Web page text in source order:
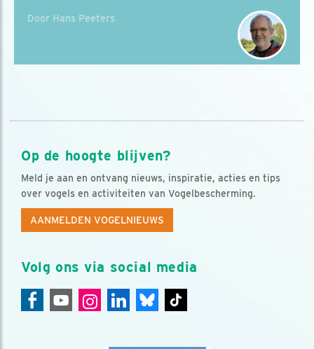
Door Hans Peeters
Op de hoogte blijven?
Meld je aan en ontvang nieuws, inspiratie, acties en tips
over vogels en activiteiten van Vogelbescherming.
AANMELDEN VOGELNIEUWS
Volg ons via social media